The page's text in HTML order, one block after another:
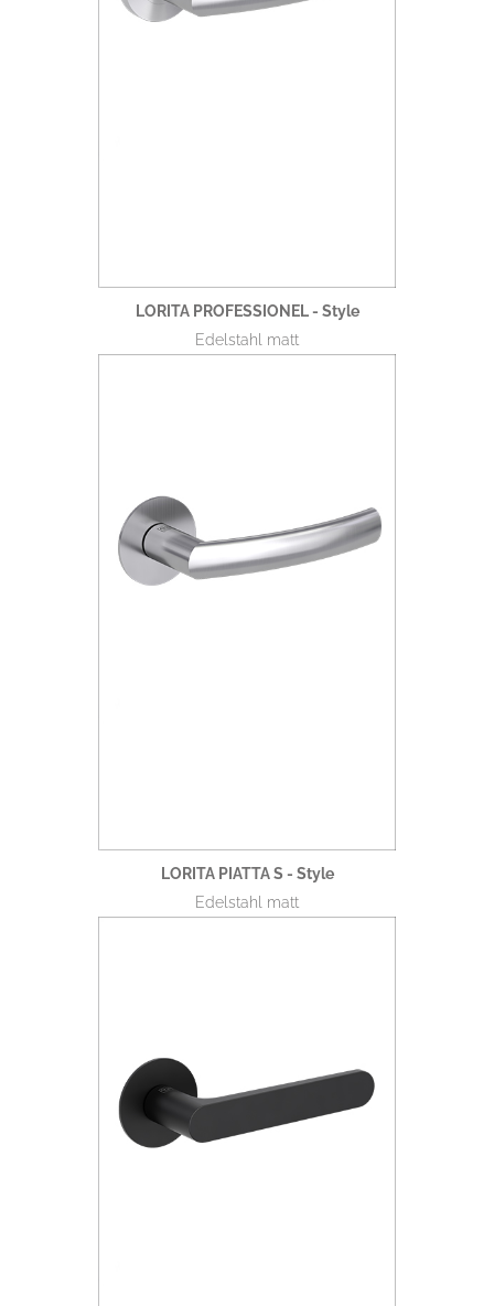
LORITA PROFESSIONEL - Style
Edelstahl matt
LORITA PIATTA S - Style
Edelstahl matt